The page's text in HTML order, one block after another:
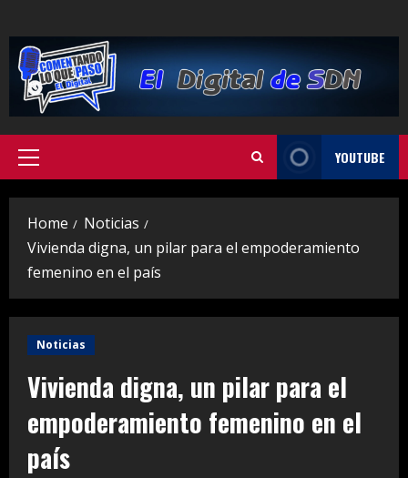
to
content
Primary
YOUTUBE
Home
Noticias
Vivienda digna, un pilar para el empoderamiento
femenino en el país
Noticias
Vivienda digna, un pilar para el
empoderamiento femenino en el
país